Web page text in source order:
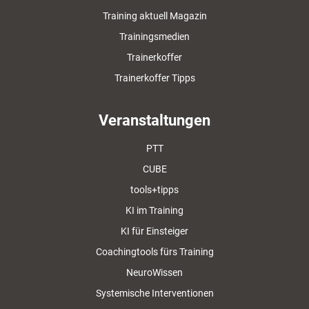
Training aktuell Magazin
Trainingsmedien
Trainerkoffer
Trainerkoffer Tipps
Veranstaltungen
PTT
CUBE
tools+tipps
KI im Training
KI für Einsteiger
Coachingtools fürs Training
NeuroWissen
Systemische Interventionen